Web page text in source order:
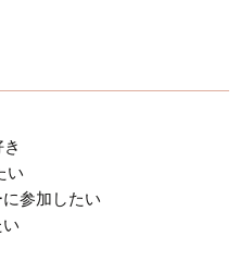
い
参加したい